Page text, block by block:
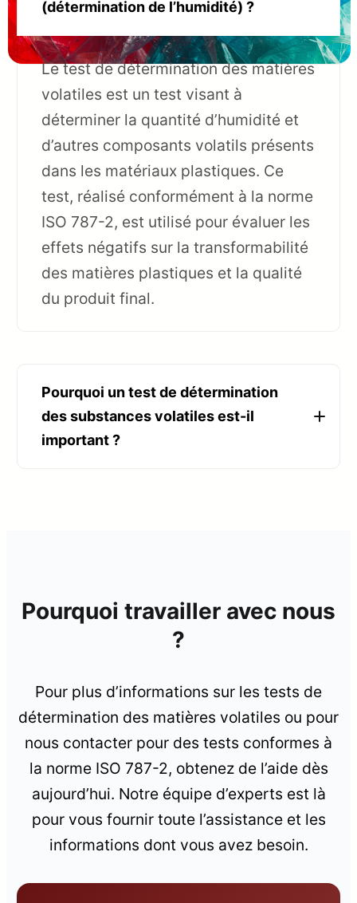
(détermination de l’humidité) ?
Le test de détermination des matières
volatiles est un test visant à
déterminer la quantité d’humidité et
d’autres composants volatils présents
dans les matériaux plastiques. Ce
test, réalisé conformément à la norme
ISO 787-2, est utilisé pour évaluer les
effets négatifs sur la transformabilité
des matières plastiques et la qualité
du produit final.
Pourquoi un test de détermination
des substances volatiles est-il
important ?
Pourquoi travailler avec nous
?
Pour plus d’informations sur les tests de
détermination des matières volatiles ou pour
nous contacter pour des tests conformes à
la norme ISO 787-2, obtenez de l’aide dès
aujourd’hui. Notre équipe d’experts est là
pour vous fournir toute l’assistance et les
informations dont vous avez besoin.